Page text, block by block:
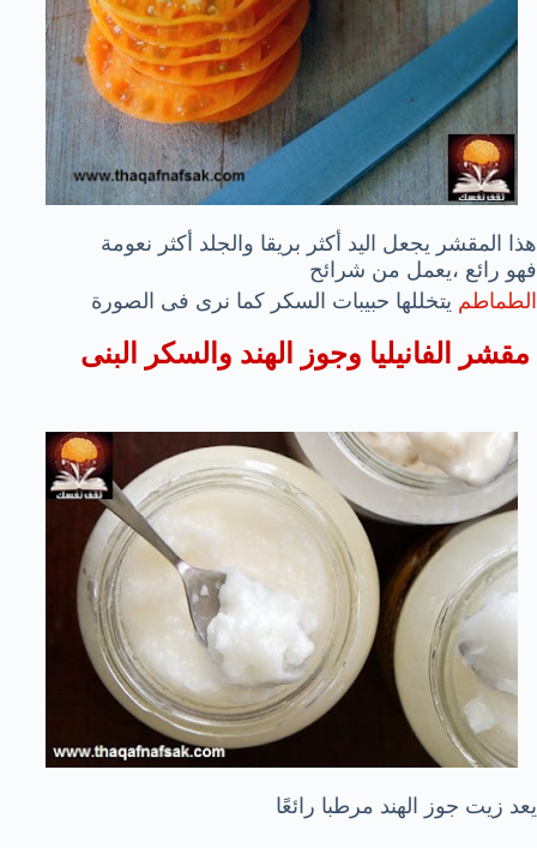
هذا المقشر يجعل اليد أكثر بريقا والجلد أكثر نعومة
فهو رائع ،يعمل من شرائح
الطماطم يتخللها حبيبات السكر كما نرى فى الصورة
مقشر الفانيليا وجوز الهند والسكر البنى
يعد زيت جوز الهند مرطبا رائعًا